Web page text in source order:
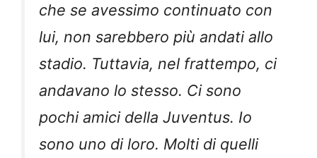
che se avessimo continuato con
lui, non sarebbero più andati allo
stadio. Tuttavia, nel frattempo, ci
andavano lo stesso. Ci sono
pochi amici della Juventus. Io
sono uno di loro. Molti di quelli